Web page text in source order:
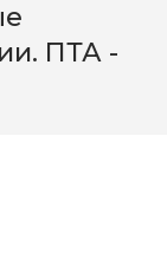
ПТА -